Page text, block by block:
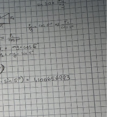
Allmänna villkor
Cookie-inställningar